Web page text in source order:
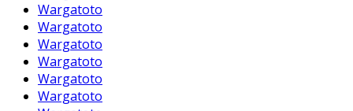
Wargatoto
Wargatoto
Wargatoto
Wargatoto
Wargatoto
Wargatoto